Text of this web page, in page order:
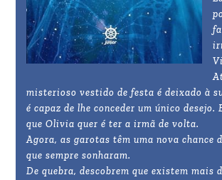
misterioso vestido de festa é deixado à
é capaz de lhe conceder um único desejo.
que Olivia quer é ter a irmã de volta.
Agora, as garotas têm uma nova chance
que sempre sonharam.
De quebra, descobrem que existem mais